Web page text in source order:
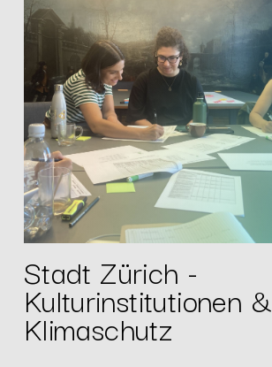
Stadt Zürich -
Kulturinstitutionen &
Klimaschutz